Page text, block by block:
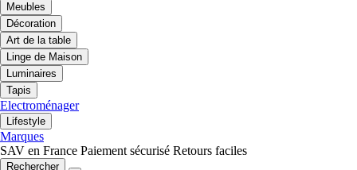
Meubles
Décoration
Art de la table
Linge de Maison
Luminaires
Tapis
Electroménager
Lifestyle
Marques
SAV en France Paiement sécurisé Retours faciles
Rechercher